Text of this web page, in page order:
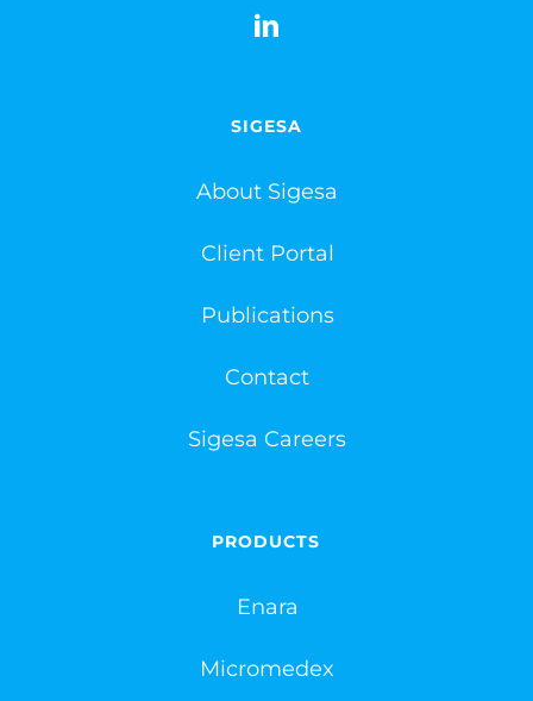
SIGESA
About Sigesa
Client Portal
Publications
Contact
Sigesa Careers
PRODUCTS
Enara
Micromedex